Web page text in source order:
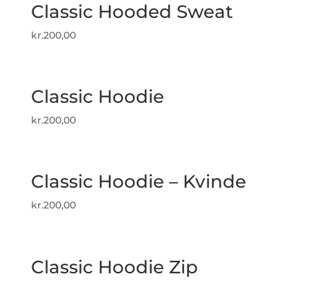
Classic Hooded Sweat
kr.200,00
Classic Hoodie
kr.200,00
Classic Hoodie – Kvinde
kr.200,00
Classic Hoodie Zip